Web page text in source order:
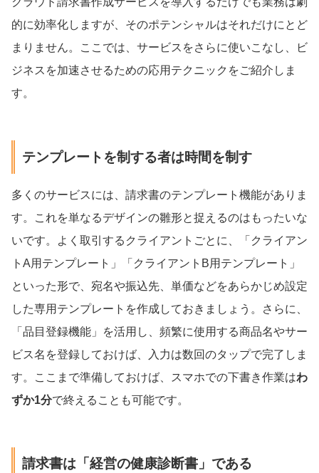
的に効率化しますが、そのポテンシャルはそれだけにとど
まりません。ここでは、サービスをさらに使いこなし、ビ
ジネスを加速させるための応用テクニックをご紹介しま
す。
テンプレートを制する者は時間を制す
多くのサービスには、請求書のテンプレート機能がありま
す。これを単なるデザインの雛形と捉えるのはもったいな
いです。よく取引するクライアントごとに、「クライアン
トA用テンプレート」「クライアントB用テンプレート」
といった形で、宛名や振込先、単価などをあらかじめ設定
した専用テンプレートを作成しておきましょう。さらに、
「品目登録機能」を活用し、頻繁に使用する商品名やサー
ビス名を登録しておけば、入力は数回のタップで完了しま
す。ここまで準備しておけば、スマホでの下書き作業はわ
ずか1分で終えることも可能です。
請求書は「経営の健康診断書」である